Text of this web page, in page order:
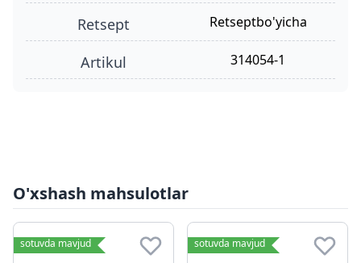
retsept retseptbo'yicha
Artikul 314054-1
O'xshash mahsulotlar
sotuvda mavjud sotuvda mavjud